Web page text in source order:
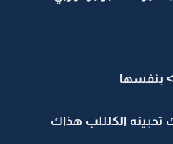
بنفسها
تحبينه الكلللب هذاك